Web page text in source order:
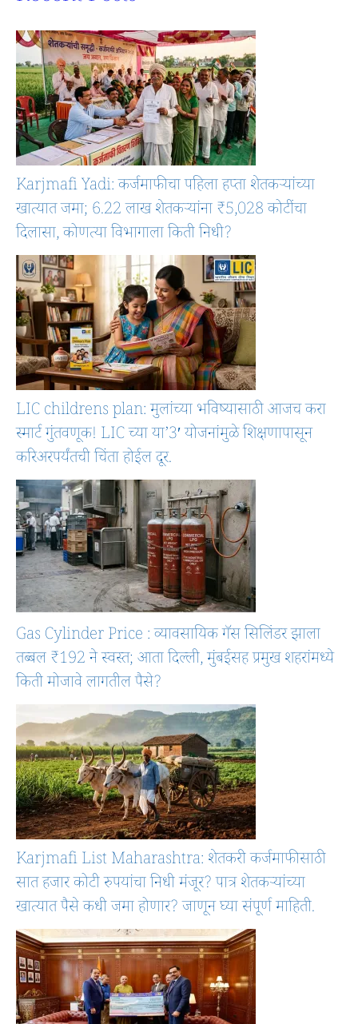
Karjmafi Yadi: कर्जमाफीचा पहिला हप्ता शेतकऱ्यांच्या
खात्यात जमा; 6.22 लाख शेतकऱ्यांना ₹5,028 कोटींचा
दिलासा, कोणत्या विभागाला किती निधी?
LIC childrens plan: मुलांच्या भविष्यासाठी आजच करा
स्मार्ट गुंतवणूक! LIC च्या या’3′ योजनांमुळे शिक्षणापासून
करिअरपर्यंतची चिंता होईल दूर.
Gas Cylinder Price : व्यावसायिक गॅस सिलिंडर झाला
तब्बल ₹192 ने स्वस्त; आता दिल्ली, मुंबईसह प्रमुख शहरांमध्ये
किती मोजावे लागतील पैसे?
Karjmafi List Maharashtra: शेतकरी कर्जमाफीसाठी
सात हजार कोटी रुपयांचा निधी मंजूर? पात्र शेतकऱ्यांच्या
खात्यात पैसे कधी जमा होणार? जाणून घ्या संपूर्ण माहिती.